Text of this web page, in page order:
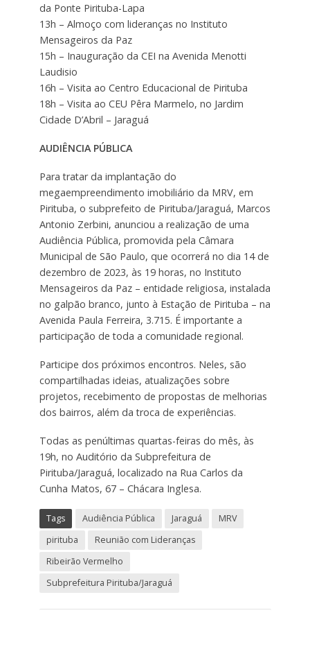
da Ponte Pirituba-Lapa
13h – Almoço com lideranças no Instituto
Mensageiros da Paz
15h – Inauguração da CEI na Avenida Menotti
Laudisio
16h – Visita ao Centro Educacional de Pirituba
18h – Visita ao CEU Pêra Marmelo, no Jardim
Cidade D’Abril – Jaraguá
AUDIÊNCIA PÚBLICA
Para tratar da implantação do
megaempreendimento imobiliário da MRV, em
Pirituba, o subprefeito de Pirituba/Jaraguá, Marcos
Antonio Zerbini, anunciou a realização de uma
Audiência Pública, promovida pela Câmara
Municipal de São Paulo, que ocorrerá no dia 14 de
dezembro de 2023, às 19 horas, no Instituto
Mensageiros da Paz – entidade religiosa, instalada
no galpão branco, junto à Estação de Pirituba – na
Avenida Paula Ferreira, 3.715. É importante a
participação de toda a comunidade regional.
Participe dos próximos encontros. Neles, são
compartilhadas ideias, atualizações sobre
projetos, recebimento de propostas de melhorias
dos bairros, além da troca de experiências.
Todas as penúltimas quartas-feiras do mês, às
19h, no Auditório da Subprefeitura de
Pirituba/Jaraguá, localizado na Rua Carlos da
Cunha Matos, 67 – Chácara Inglesa.
Tags Audiência Pública Jaraguá
MRV
pirituba
Reunião com Lideranças
Ribeirão Vermelho
Subprefeitura Pirituba/Jaraguá